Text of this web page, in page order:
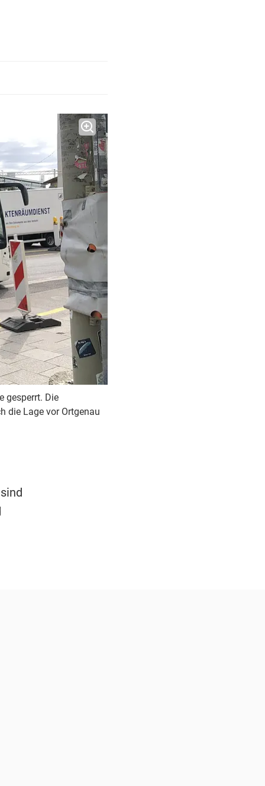
gesperrt. Die
die Lage vor Ortgenau